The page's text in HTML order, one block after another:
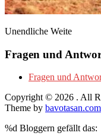
Unendliche Weite
Fragen und
Fragen und
Copyright © 2026 . All
Theme by bavotasan.com
%d Bloggern gefällt das: